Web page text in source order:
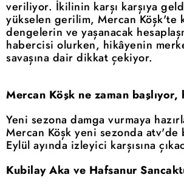
veriliyor. İkilinin karşı karşıya
yükselen gerilim, Mercan Köşk'te
dengelerin ve yaşanacak
habercisi olurken, hikâyenin
savaşına dair dikkat çekiyor.
Mercan Köşk ne zaman
Yeni sezona damga vurmaya
Mercan Köşk yeni sezonda atv'de
Eylül ayında izleyici karşısına
Kubilay Aka ve Hafsanur